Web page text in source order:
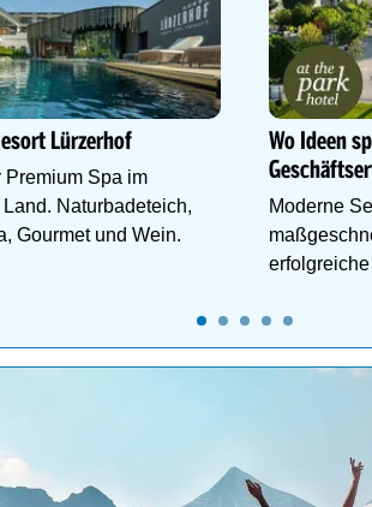
Lürzerhof
Premium Spa im
Naturbadeteich,
Gourmet und Wein.
Wo Ideen
Moderne